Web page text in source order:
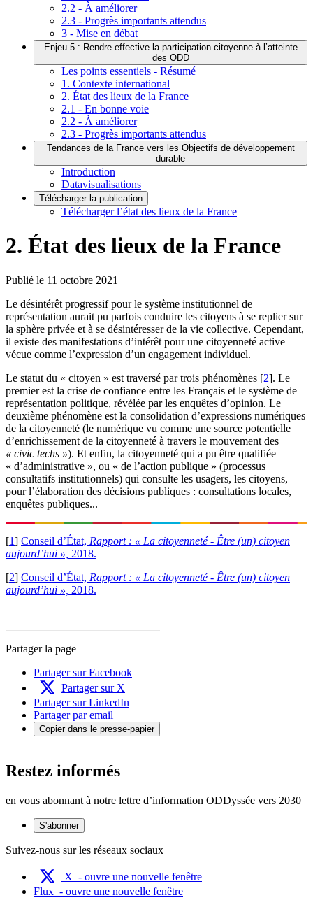
2.2 - À améliorer
2.3 - Progrès importants attendus
3 - Mise en débat
Enjeu 5 : Rendre effective la participation citoyenne à l’atteinte
des ODD
Les points essentiels - Résumé
1. Contexte international
2. État des lieux de la France
2.1 - En bonne voie
2.2 - À améliorer
2.3 - Progrès importants attendus
Tendances de la France vers les Objectifs de développement
durable
Introduction
Datavisualisations
Télécharger la publication
Télécharger l’état des lieux de la France
2. État des lieux de la France
Publié le 11 octobre 2021
Le désintérêt progressif pour le système institutionnel de
représentation aurait pu parfois conduire les citoyens à se replier sur
la sphère privée et à se désintéresser de la vie collective. Cependant,
il existe des manifestations d’intérêt pour une citoyenneté active
vécue comme l’expression d’un engagement individuel.
Le statut du « citoyen » est traversé par trois phénomènes [2]. Le
premier est la crise de confiance entre les Français et le système de
représentation politique, révélée par les enquêtes d’opinion. Le
deuxième phénomène est la consolidation d’expressions numériques
de la citoyenneté (le numérique vu comme une source potentielle
d’enrichissement de la citoyenneté à travers le mouvement des
« civic techs »). Et enfin, la citoyenneté qui a pu être qualifiée
« d’administrative », ou « de l’action publique » (processus
consultatifs institutionnels) qui consulte les usagers, les citoyens,
pour l’élaboration des décisions publiques : consultations locales,
enquêtes publiques...
[1] Conseil d’État, Rapport : « La citoyenneté - Être (un) citoyen
aujourd’hui », 2018.
[2] Conseil d’État, Rapport : « La citoyenneté - Être (un) citoyen
aujourd’hui », 2018.
Partager la page
Partager sur Facebook
Partager sur X
Partager sur LinkedIn
Partager par email
Copier dans le presse-papier
Restez informés
en vous abonnant à notre lettre d’information ODDyssée vers 2030
S'abonner
Suivez-nous sur les réseaux sociaux
X - ouvre une nouvelle fenêtre
Flux - ouvre une nouvelle fenêtre